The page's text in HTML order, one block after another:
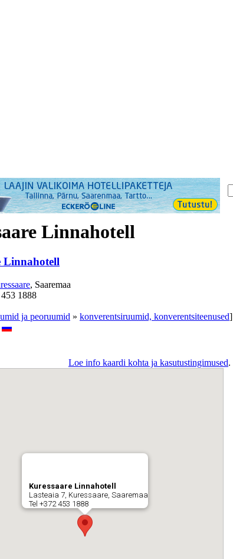
Linnahotell
Linnahotell
, Saaremaa
1888
ja peoruumid » konverentsiruumid, konverentsiteenused]
Loe info kaardi kohta ja kasutustingimused.
Kuressaare Linnahotell
Lasteaia 7, Kuressaare, Saaremaa
Tel +372 453 1888